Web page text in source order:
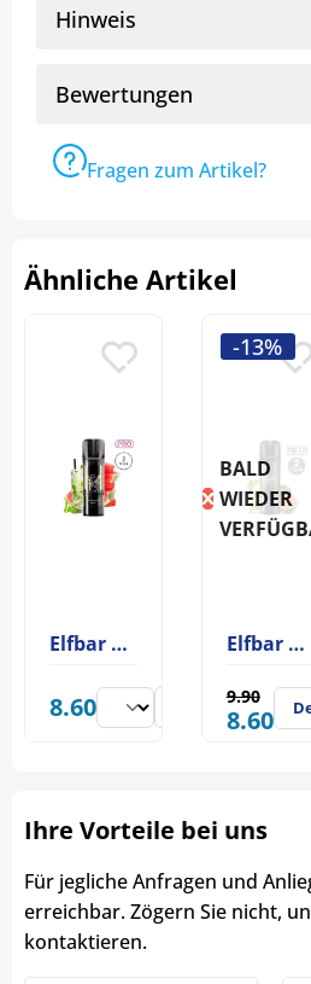
Hinweis
Bewertungen
Fragen zum Artikel?
Ähnliche Artikel
Elfbar ELFA PRO Pod Watermelon Mojito 20mg
8.60
BALD
WIEDER
Elfbar Elfa Pro V2 Pod Watermelon Mojito 20mg
8.60
9.90
-13%
Ihre Vorteile bei uns
Für jegliche Anfragen und
erreichbar. Zögern Sie nicht,
kontaktieren.